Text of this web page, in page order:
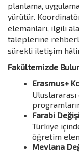
planlama,
yürütür.
elemanları, ilgili
taleplerine
sürekli iletişim
Fakültemizde
Erasmus+
Farabi
Türkiye
öğretim
Mevlana